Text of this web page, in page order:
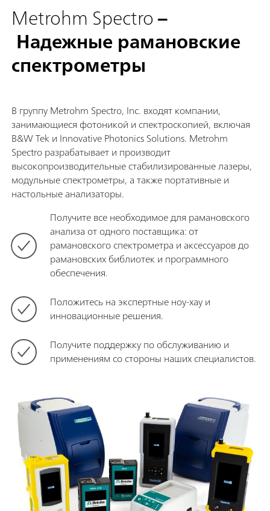
Metrohm Spectro–
Надежные рамановские
спектрометры
В группу Metrohm Spectro, Inc. входят компании,
занимающиеся фотоникой и спектроскопией, включая
B&W Tek и Innovative Photonics Solutions. Metrohm
Spectro разрабатывает и производит
высокопроизводительные стабилизированные лазеры,
модульные спектрометры, а также портативные и
настольные анализаторы.
Получите все необходимое для рамановского
анализа от одного поставщика: от
рамановского спектрометра и аксессуаров до
рамановских библиотек и программного
обеспечения.
Положитесь на экспертные ноу-хау и
инновационные решения.
Получите поддержку по обслуживанию и
применениям со стороны наших специалистов.